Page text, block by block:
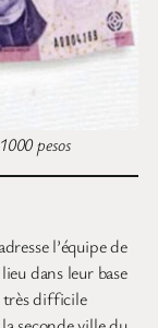
pesos
l’équipe de
dans leur base
très difficile